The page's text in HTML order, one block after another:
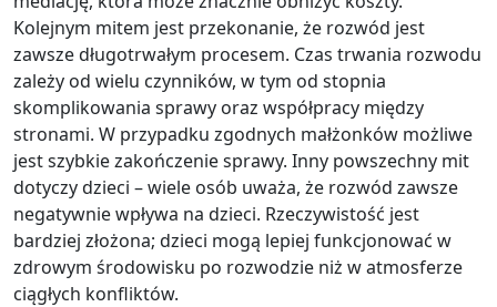
Kolejnym mitem jest przekonanie, że rozwód jest
zawsze długotrwałym procesem. Czas trwania rozwodu
zależy od wielu czynników, w tym od stopnia
skomplikowania sprawy oraz współpracy między
stronami. W przypadku zgodnych małżonków możliwe
jest szybkie zakończenie sprawy. Inny powszechny mit
dotyczy dzieci – wiele osób uważa, że rozwód zawsze
negatywnie wpływa na dzieci. Rzeczywistość jest
bardziej złożona; dzieci mogą lepiej funkcjonować w
zdrowym środowisku po rozwodzie niż w atmosferze
ciągłych konfliktów.